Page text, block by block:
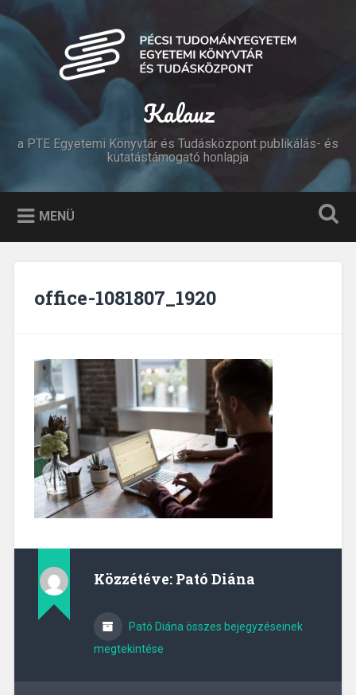
Tovább
tartalomhoz
Keresés
Kalauz
a PTE Egyetemi Könyvtár és Tudásközpont publikálás- és
kutatástámogató honlapja
MENÜ
office-1081807_1920
Közzétéve: Pató Diána
Pató Diána összes bejegyzéseinek
megtekintése